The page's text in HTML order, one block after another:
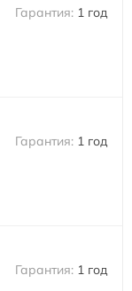
1 год
1 год
1 год